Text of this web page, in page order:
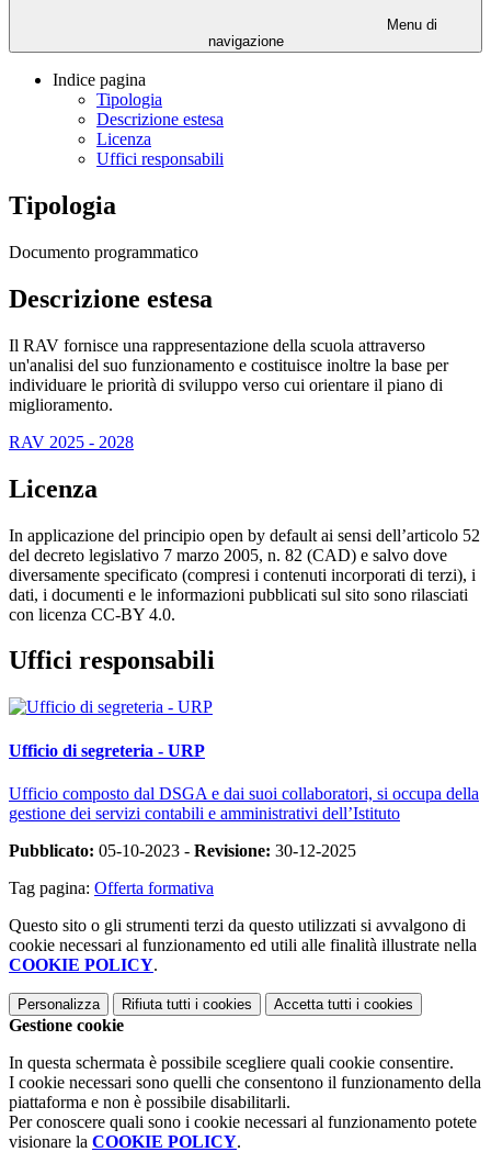
Menu di
navigazione
Indice pagina
Tipologia
Descrizione estesa
Licenza
Uffici responsabili
Tipologia
Documento programmatico
Descrizione estesa
Il RAV fornisce una rappresentazione della scuola attraverso
un'analisi del suo funzionamento e costituisce inoltre la base per
individuare le priorità di sviluppo verso cui orientare il piano di
miglioramento.
RAV 2025 - 2028
Licenza
In applicazione del principio open by default ai sensi dell’articolo 52
del decreto legislativo 7 marzo 2005, n. 82 (CAD) e salvo dove
diversamente specificato (compresi i contenuti incorporati di terzi), i
dati, i documenti e le informazioni pubblicati sul sito sono rilasciati
con licenza CC-BY 4.0.
Uffici responsabili
Ufficio di segreteria - URP
Ufficio composto dal DSGA e dai suoi collaboratori, si occupa della
gestione dei servizi contabili e amministrativi dell’Istituto
Pubblicato: 05-10-2023 - Revisione: 30-12-2025
Tag pagina: Offerta formativa
Questo sito o gli strumenti terzi da questo utilizzati si avvalgono di
cookie necessari al funzionamento ed utili alle finalità illustrate nella
COOKIE POLICY.
Personalizza Rifiuta tutti i cookies Accetta tutti i cookies
Gestione cookie
In questa schermata è possibile scegliere quali cookie consentire.
I cookie necessari sono quelli che consentono il funzionamento della
piattaforma e non è possibile disabilitarli.
Per conoscere quali sono i cookie necessari al funzionamento potete
visionare la COOKIE POLICY.